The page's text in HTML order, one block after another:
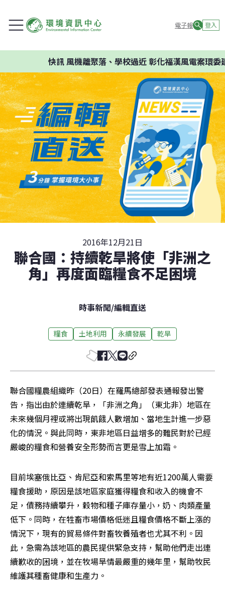
電子報 登入
快訊風機離聚落、學校過近 彰化福漢風電案環委建
2016年12月21日
聯合國：持續乾旱將使「非洲之
角」再度面臨糧食不足困境
時事新聞/編輯直送
糧食 土地利用 永續發展 乾旱
聯合國糧農組織昨（20日）在羅馬總部發表通報發出警
告，指出由於連續乾旱，「非洲之角」（東北非）地區在
未來幾個月裡或將出現飢餓人數增加、當地生計進一步惡
化的情況。與此同時，東非地區日益增多的難民對於已經
嚴峻的糧食和營養安全形勢而言更是雪上加霜。
目前埃塞俄比亞、肯尼亞和索馬里等地有近1200萬人需要
糧食援助，原因是該地區家庭獲得糧食和收入的機會不
足，債務持續攀升，穀物和種子庫存量小，奶、肉類產量
低下。同時，在牲畜市場價格低迷且糧食價格不斷上漲的
情況下，現有的貿易條件對畜牧養殖者也尤其不利。因
此，急需為該地區的農民提供緊急支持，幫助他們走出連
續歉收的困境，並在牧場旱情最嚴重的幾年里，幫助牧民
維護其種畜健康和生產力。